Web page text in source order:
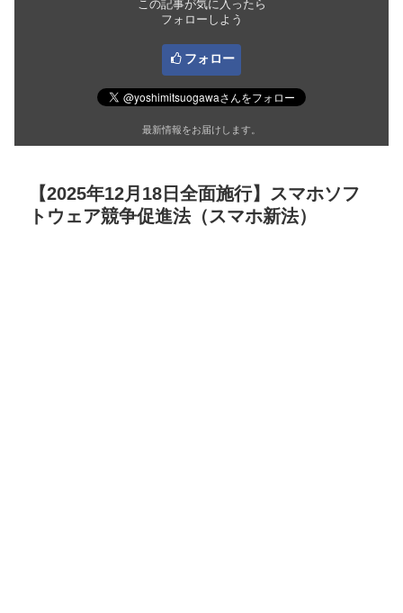
この記事が気に入ったら
フォローしよう
フォロー
最新情報をお届けします。
【2025年12月18日全面施行】スマホソフ
トウェア競争促進法（スマホ新法）